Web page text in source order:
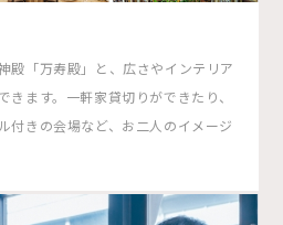
殿「万寿殿」と、広さやインテリア
きます。一軒家貸切りができたり、
付きの会場など、お二人のイメージ